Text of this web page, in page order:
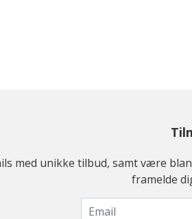
med unikke tilbud, samt være
framelde